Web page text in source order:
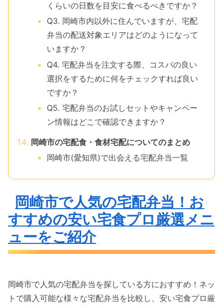
くらいの日数を目安に食べるべきですか？
Q3. 岡崎市内以外に住んでいますが、宅配
弁当の配送対象エリアはどのようになって
いますか？
Q4. 宅配弁当を注文する際、コスパの良い
選択をするために何をチェックすれば良い
ですか？
Q5. 宅配弁当のお試しセットやキャンペー
ン情報はどこで確認できますか？
岡崎市の宅配食・食材宅配についてのまとめ
岡崎市(愛知県)で出会える宅配弁当一覧
岡崎市で人気の宅配弁当！お
すすめの安い宅食プロ厳選メニ
ューをご紹介
岡崎市で人気の宅配弁当を探している方におすすめ！ネッ
トで購入可能な様々な宅配弁当を比較し、安い宅食プロ厳